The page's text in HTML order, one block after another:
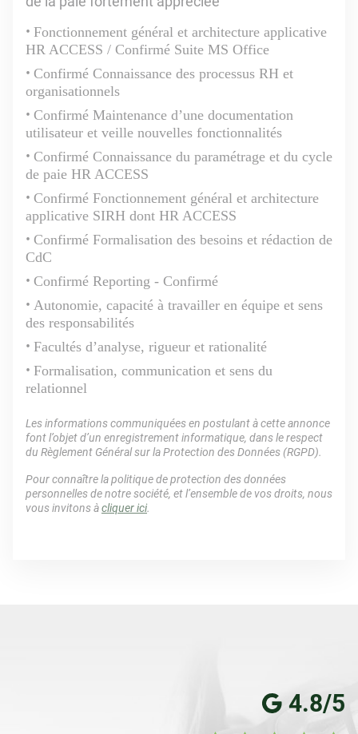
Fonctionnement général et architecture applicative
HR ACCESS / Confirmé Suite MS Office
Confirmé Connaissance des processus RH et
organisationnels
Confirmé Maintenance d’une documentation
utilisateur et veille nouvelles fonctionnalités
Confirmé Connaissance du paramétrage et du cycle
de paie HR ACCESS
Confirmé Fonctionnement général et architecture
applicative SIRH dont HR ACCESS
Confirmé Formalisation des besoins et rédaction de
CdC
Confirmé Reporting - Confirmé
Autonomie, capacité à travailler en équipe et sens
des responsabilités
Facultés d’analyse, rigueur et rationalité
Formalisation, communication et sens du
relationnel
Les informations communiquées en postulant à cette annonce
font l’objet d’un enregistrement informatique, dans le respect
du Règlement Général sur la Protection des Données (RGPD).
Pour connaître la politique de protection des données
personnelles de notre société, et l’ensemble de vos droits, nous
vous invitons àcliquer ici.
4.8/5